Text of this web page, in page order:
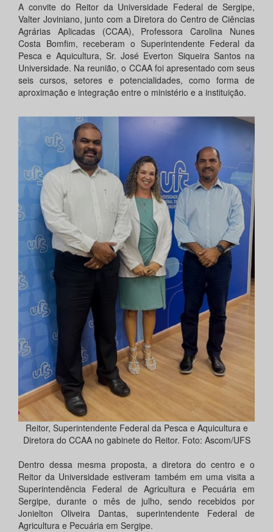
A convite do Reitor da Universidade Federal de Sergipe,
Valter Joviniano, junto com a Diretora do Centro de Ciências
Agrárias Aplicadas (CCAA), Professora Carolina Nunes
Costa Bomfim, receberam o Superintendente Federal da
Pesca e Aquicultura, Sr. José Everton Siqueira Santos na
Universidade. Na reunião, o CCAA foi apresentado com seus
seis cursos, setores e potencialidades, como forma de
aproximação e integração entre o ministério e a instituição.
Reitor, Superintendente Federal da Pesca e Aquicultura e
Diretora do CCAA no gabinete do Reitor. Foto: Ascom/UFS
Dentro dessa mesma proposta, a diretora do centro e o
Reitor da Universidade estiveram também em uma visita a
Superintendência Federal de Agricultura e Pecuária em
Sergipe, durante o mês de julho, sendo recebidos por
Jonielton Oliveira Dantas, superintendente Federal de
Agricultura e Pecuária em Sergipe.